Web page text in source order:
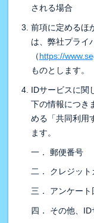
される場合
前項に定めるほ
は、弊社プライ
（https://
ものとします。
IDサービスに関
下の情報につき
める「共同利用
ます。
一． 郵便番号
二． クレジット
三． アンケート
四． その他、